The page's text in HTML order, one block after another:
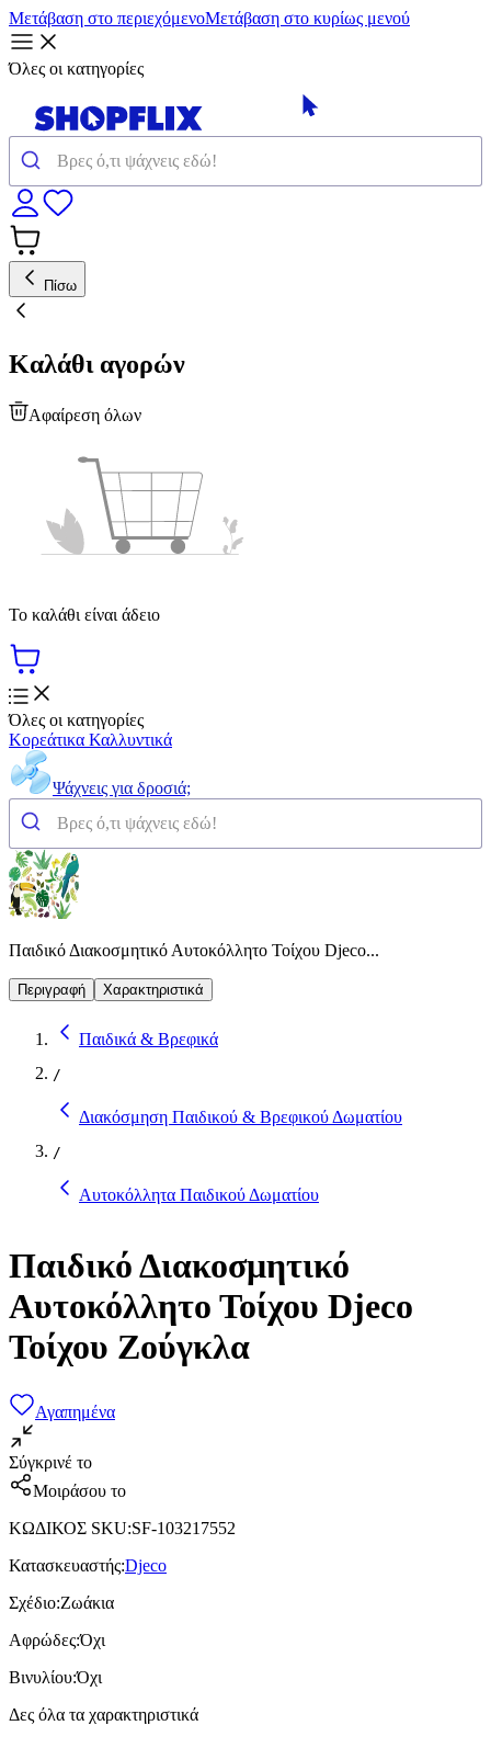
Μετάβαση στο περιεχόμενοΜετάβαση στο κυρίως μενού
Όλες οι κατηγορίες
Πίσω
Καλάθι αγορών
Αφαίρεση όλων
Το καλάθι είναι άδειο
Όλες οι κατηγορίες
Κορεάτικα Καλλυντικά
Ψάχνεις για δροσιά;
Παιδικό Διακοσμητικό Αυτοκόλλητο Τοίχου Djeco...
Περιγραφή Χαρακτηριστικά
Παιδικά & Βρεφικά
/
Διακόσμηση Παιδικού & Βρεφικού Δωματίου
/
Αυτοκόλλητα Παιδικού Δωματίου
Παιδικό Διακοσμητικό
Αυτοκόλλητο Τοίχου Djeco
Τοίχου Ζούγκλα
Αγαπημένα
Σύγκρινέ το
Μοιράσου το
ΚΩΔΙΚΟΣ SKU:SF-103217552
Κατασκευαστής:Djeco
Σχέδιο:Ζωάκια
Αφρώδες:Όχι
Βινυλίου:Όχι
Δες όλα τα χαρακτηριστικά